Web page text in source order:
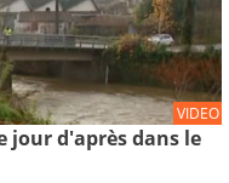
VIDEO
jour d'après dans le